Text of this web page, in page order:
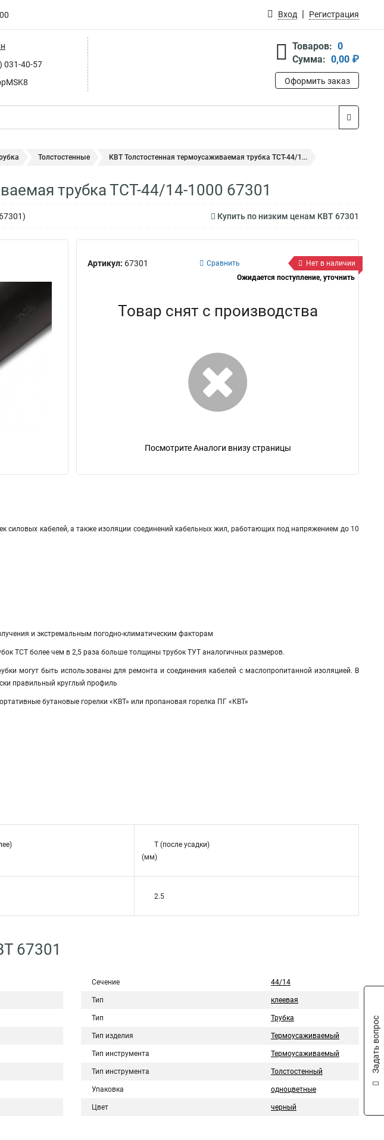
Вход Регистрация
031-40-57
Товаров: 0
Сумма: 0,00 ₽
Оформить заказ
Толстостенные КВТ Толстостенная термоусаживаемая трубка ТСТ-44/1...
трубка ТСТ-44/14-1000 67301
Купить по низким ценам КВТ 67301
Артикул: 67301 Сравнить
Нет в наличии
Ожидается поступление, уточнить
Товар снят с производства
Посмотрите Аналоги внизу страницы
силовых кабелей, а также изоляции соединений кабельных жил, работающих под напряжением до 10
и экстремальным погодно-климатическим факторам
ТСТ более чем в 2,5 раза больше толщины трубок ТУТ аналогичных размеров.
могут быть использованы для ремонта и соединения кабелей с маслопропитанной изоляцией. В
правильный круглый профиль
бутановые горелки «КВТ» или пропановая горелка ПГ «КВТ»
T (после усадки)
(мм)
2.5
67301
Сечение 44/14
Тип клеевая
Тип Трубка
Тип изделия Термоусаживаемый
Тип инструмента Термоусаживаемый
Тип инструмента Толстостенный
Упаковка одноцветные
Цвет черный
Задать вопрос